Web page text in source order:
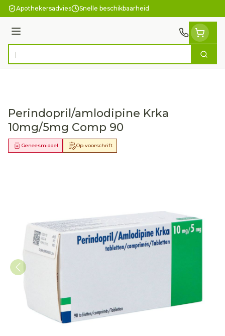
Ga naar de inhoud
Apothekersadvies Snelle beschikbaarheid
Menu
Product, merk, categorie... Zoek
Perindopril/amlodipine Krka
10mg/5mg Comp 90
Op voorschrift
Geneesmiddel